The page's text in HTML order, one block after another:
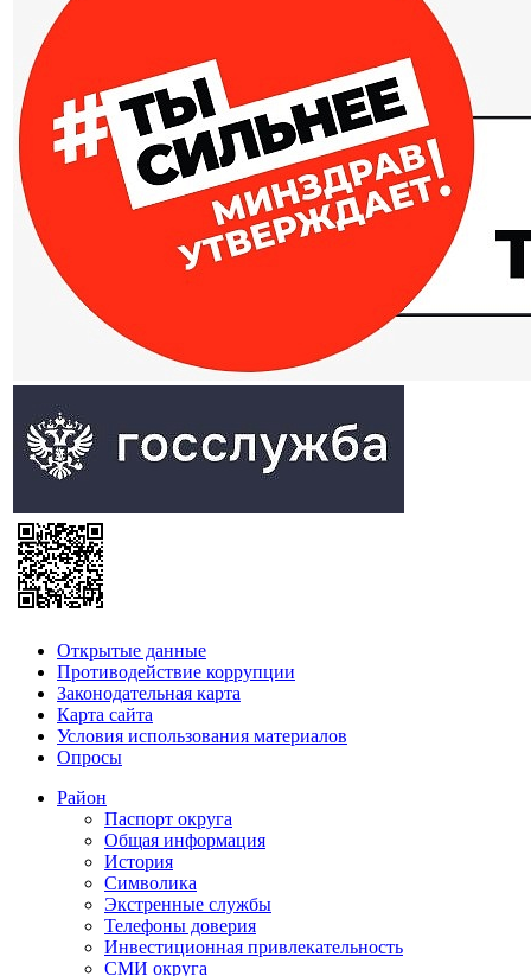
Открытые данные
Противодействие коррупции
Законодательная карта
Карта сайта
Условия использования материалов
Опросы
Район
Паспорт округа
Общая информация
История
Символика
Экстренные службы
Телефоны доверия
Инвестиционная привлекательность
СМИ округа